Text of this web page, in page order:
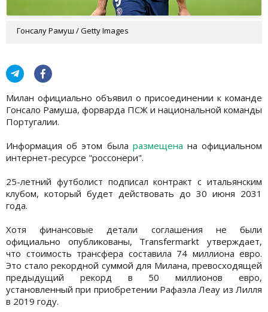
Гонсалу Рамуш / Getty Images
Милан официально объявил о присоединении к команде
Гонсало Рамуша, форварда ПСЖ и национальной команды
Португалии.
Информация об этом была размещена на официальном
интернет-ресурсе "россонери".
25-летний футболист подписал контракт с итальянским
клубом, который будет действовать до 30 июня 2031
года.
Хотя финансовые детали соглашения не были
официально опубликованы, Transfermarkt утверждает,
что стоимость трансфера составила 74 миллиона евро.
Это стало рекордной суммой для Милана, превосходящей
предыдущий рекорд в 50 миллионов евро,
установленный при приобретении Рафаэла Леау из Лилля
в 2019 году.